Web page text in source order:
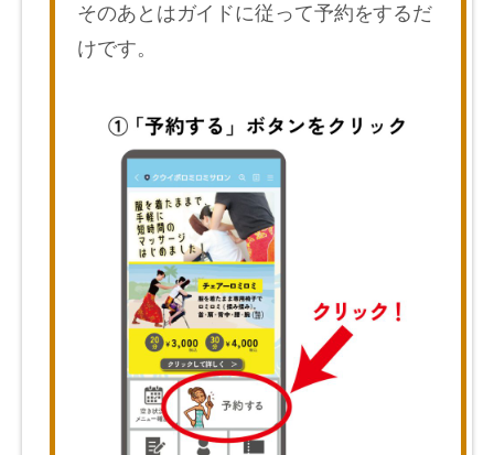
そのあとはガイドに従って予約をするだ
けです。